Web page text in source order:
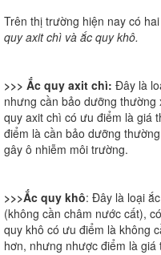
Trên thị trường hiện nay có
quy axit chì và ắc quy khô.
>>> Ắc quy axit chì: Đây là
nhưng cần bảo dưỡng
quy axit chì có ưu điểm là giá
điểm là cần bảo dưỡng
gây ô nhiễm môi trường.
>>>Ắc quy khô: Đây là loại
(không cần châm nước cất),
quy khô có ưu điểm là không
hơn, nhưng nhược điểm là giá